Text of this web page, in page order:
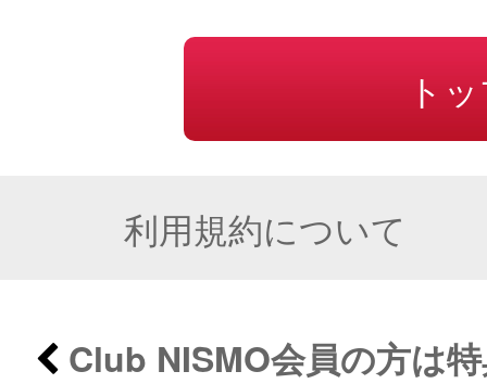
ト
利用規約について
Club NISMO会員の方は